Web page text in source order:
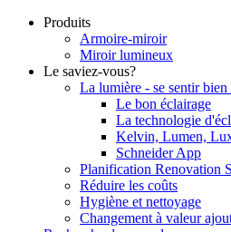
Produits
Armoire-miroir
Miroir lumineux
Le saviez-vous?
La lumière - se sentir bien
Le bon éclairage
La technologie
Kelvin, Lumen,
Schneider App
Planification Renovation
Réduire les coûts
Hygiène et nettoyage
Changement à valeur